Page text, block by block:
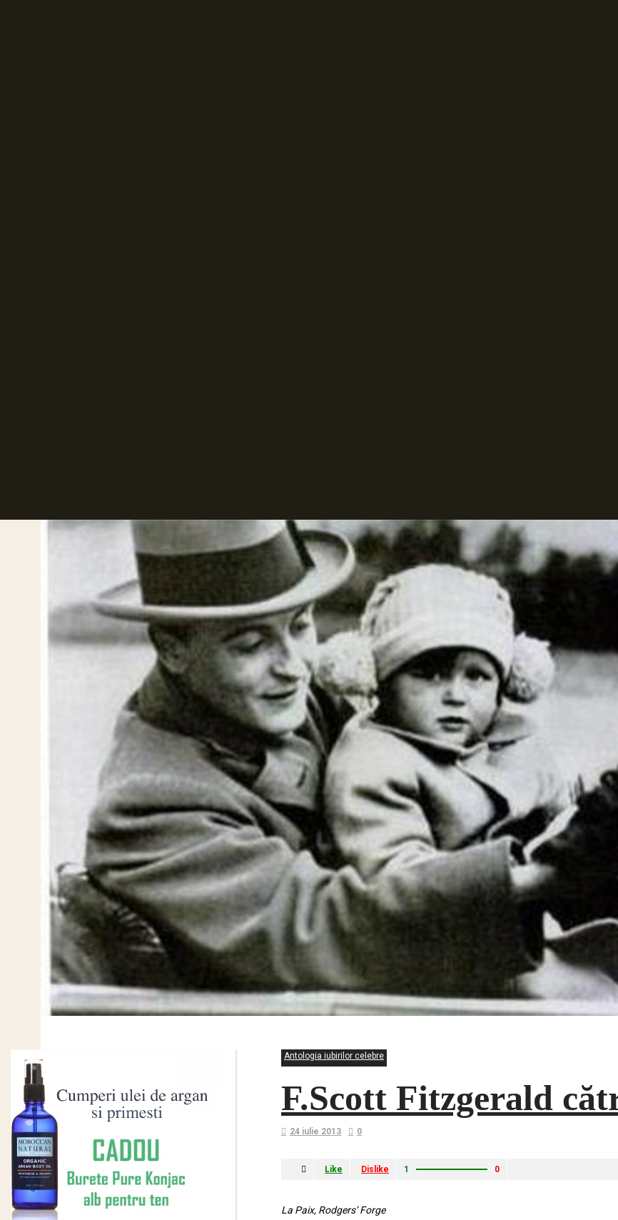
Antologia iubirilor celebre
F.Scott Fitzgerald
24 iulie 2013 0
Like Dislike 1 0
La Paix, Rodgers’ Forge